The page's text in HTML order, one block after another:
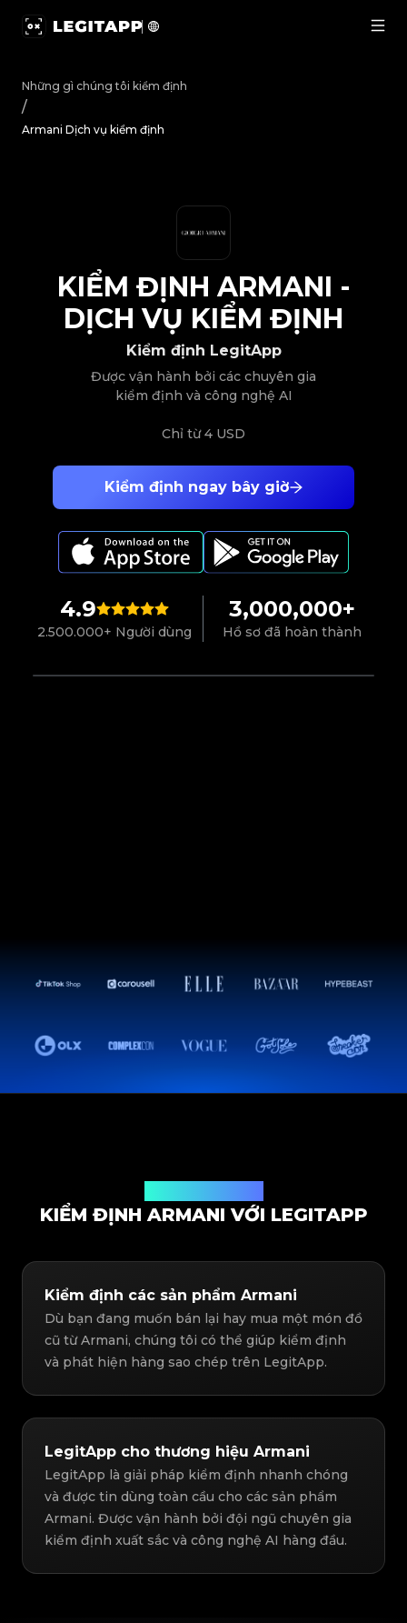
Những gì chúng tôi kiểm định
/
Armani Dịch vụ kiểm định
4.9
2.500.000+ Người dùng
3,000,000+
Hồ sơ đã hoàn thành
Kiểm định ngay bây giờ
Kiểm định LegitApp
Được vận hành bởi các chuyên gia
kiểm định và công nghệ AI
Chỉ từ4 USD
KIỂM ĐỊNH ARMANI -
DỊCH VỤ KIỂM ĐỊNH
KIỂM ĐỊNH ARMANI VỚI LEGITAPP
Kiểm định các sản phẩm Armani
Dù bạn đang muốn bán lại hay mua một món đồ
cũ từ Armani, chúng tôi có thể giúp kiểm định
và phát hiện hàng sao chép trên LegitApp.
LegitApp cho thương hiệu Armani
LegitApp là giải pháp kiểm định nhanh chóng
và được tin dùng toàn cầu cho các sản phẩm
Armani. Được vận hành bởi đội ngũ chuyên gia
kiểm định xuất sắc và công nghệ AI hàng đầu.